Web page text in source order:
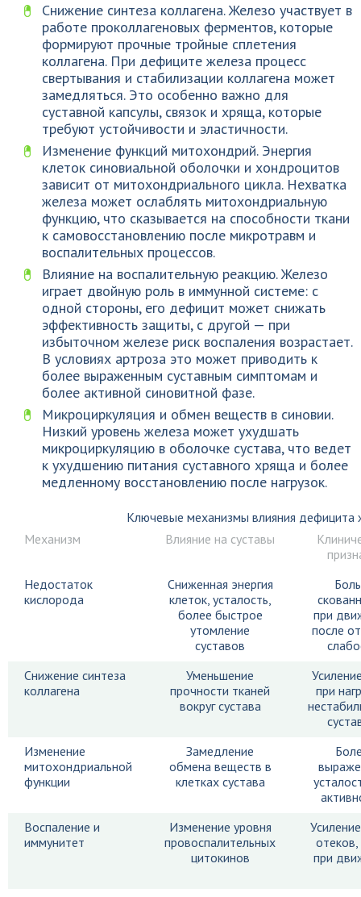
Снижение синтеза коллагена. Железо участвует в
работе проколлагеновых ферментов, которые
формируют прочные тройные сплетения
коллагена. При дефиците железа процесс
свертывания и стабилизации коллагена может
замедляться. Это особенно важно для
суставной капсулы, связок и хряща, которые
требуют устойчивости и эластичности.
Изменение функций митохондрий. Энергия
клеток синовиальной оболочки и хондроцитов
зависит от митохондриального цикла. Нехватка
железа может ослаблять митохондриальную
функцию, что сказывается на способности ткани
к самовосстановлению после микротравм и
воспалительных процессов.
Влияние на воспалительную реакцию. Железо
играет двойную роль в иммунной системе: с
одной стороны, его дефицит может снижать
эффективность защиты, с другой — при
избыточном железе риск воспаления возрастает.
В условиях артроза это может приводить к
более выраженным суставным симптомам и
более активной синовитной фазе.
Микроциркуляция и обмен веществ в синовии.
Низкий уровень железа может ухудшать
микроциркуляцию в оболочке сустава, что ведет
к ухудшению питания суставного хряща и более
медленному восстановлению после нагрузок.
Ключевые механизмы влияния дефицита
Механизм
Влияние на суставы
Недостаток
кислорода
Сниженная энергия
клеток, усталость,
более быстрое
утомление
суставов
при
после
Снижение синтеза
коллагена
Уменьшение
прочности тканей
вокруг сустава
при
Изменение
митохондриальной
функции
Замедление
обмена веществ в
клетках сустава
Воспаление и
иммунитет
Изменение уровня
провоспалительных
цитокинов
при